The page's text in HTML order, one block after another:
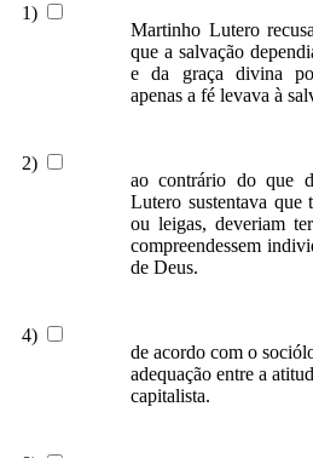
1)
Martinho Lutero
que a salvação
e da graça divina
apenas a fé levava à
2)
ao contrário do que
Lutero sustentava que
ou leigas, deveriam
compreendessem
de Deus.
4)
de acordo com o
adequação entre a
capitalista.